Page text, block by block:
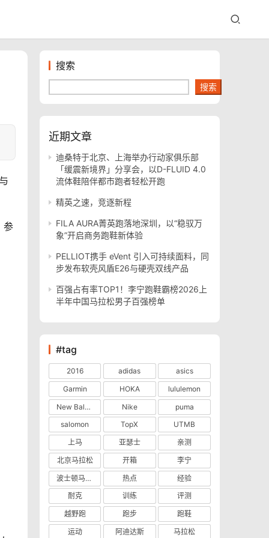
参
搜索
搜索
近期文章
迪桑特于北京、上海举办行动家俱乐部
「缓震新境界」分享会，以D-FLUID 4.0
流体鞋陪伴都市跑者轻松开跑
精英之速，竞逐新程
FILA AURA菁英跑落地深圳，以“稳驭万
象”开启商务跑鞋新体验
PELLIOT携手 eVent 引入可持续面料，同
步发布软壳风盾E26与硬壳双线产品
百强占有率TOP1！李宁跑鞋霸榜2026上
半年中国马拉松男子百强榜单
#tag
2016 adidas
asics
Garmin
HOKA
lululemon
New Balance
Nike
puma
salomon
TopX
UTMB
上马
亚瑟士
亲测
北京马拉松
开箱
李宁
波士顿马拉松
热点
经验
耐克
训练
评测
越野跑
跑步
跑鞋
运动
阿迪达斯 马拉松